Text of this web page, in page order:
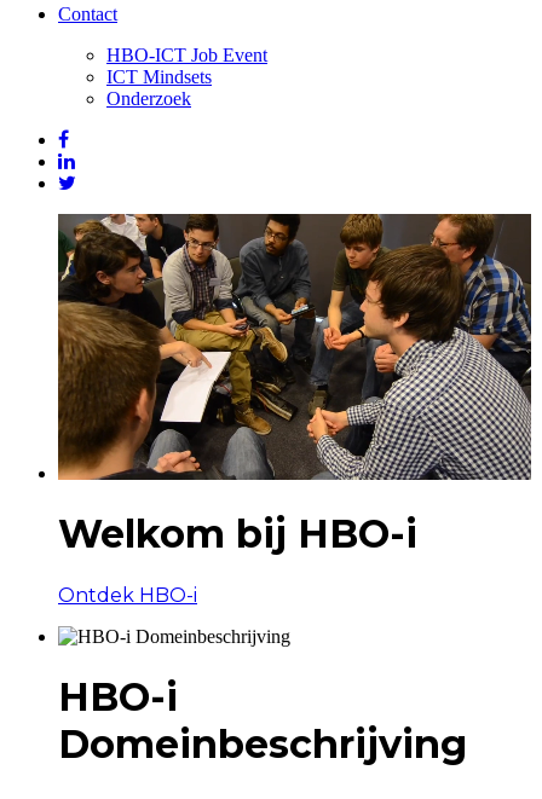
Contact
HBO-ICT Job Event
ICT Mindsets
Onderzoek
Welkom bij HBO-i
Ontdek HBO-i
HBO-i
Domeinbeschrijving